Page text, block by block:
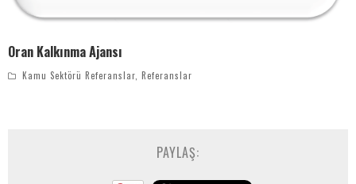
Oran Kalkınma Ajansı
Kamu Sektörü Referanslar Referanslar
PAYLAŞ: